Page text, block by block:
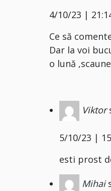
4/10/23 |
Ce să
Dar la voi
o lună
Viktor
5/10/23 |
esti prost
Mihai